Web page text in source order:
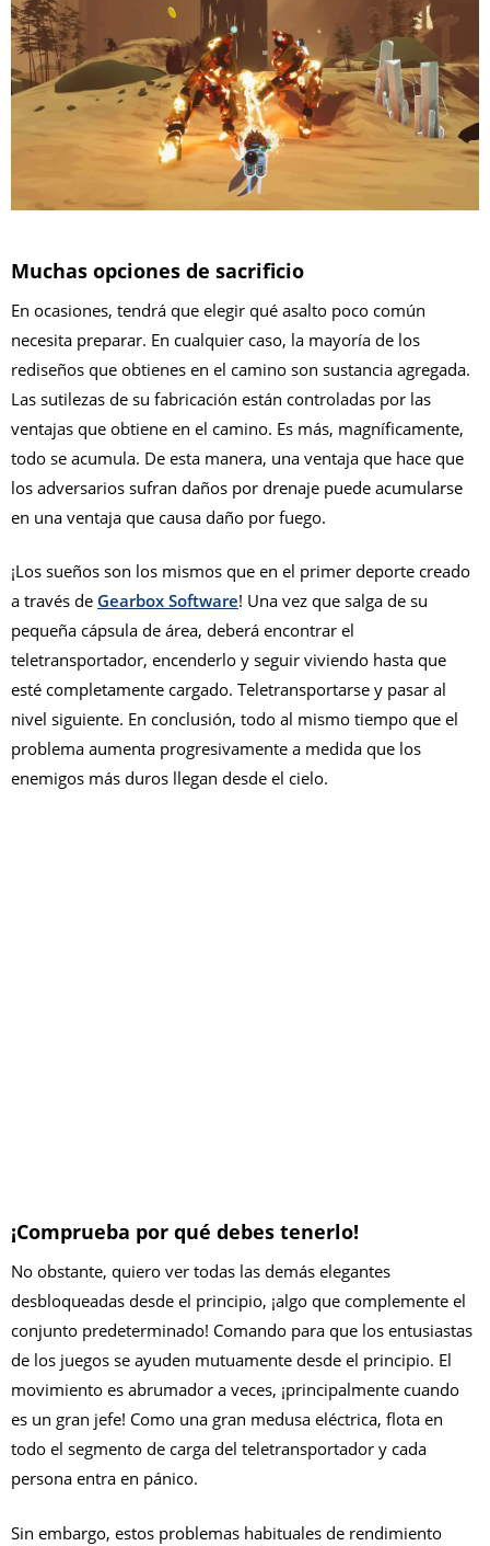
Muchas opciones de sacrificio
En ocasiones, tendrá que elegir qué asalto poco común
necesita preparar. En cualquier caso, la mayoría de los
rediseños que obtienes en el camino son sustancia agregada.
Las sutilezas de su fabricación están controladas por las
ventajas que obtiene en el camino. Es más, magníficamente,
todo se acumula. De esta manera, una ventaja que hace que
los adversarios sufran daños por drenaje puede acumularse
en una ventaja que causa daño por fuego.
¡Los sueños son los mismos que en el primer deporte creado
a través de Gearbox Software! Una vez que salga de su
pequeña cápsula de área, deberá encontrar el
teletransportador, encenderlo y seguir viviendo hasta que
esté completamente cargado. Teletransportarse y pasar al
nivel siguiente. En conclusión, todo al mismo tiempo que el
problema aumenta progresivamente a medida que los
enemigos más duros llegan desde el cielo.
¡Comprueba por qué debes tenerlo!
No obstante, quiero ver todas las demás elegantes
desbloqueadas desde el principio, ¡algo que complemente el
conjunto predeterminado! Comando para que los entusiastas
de los juegos se ayuden mutuamente desde el principio. El
movimiento es abrumador a veces, ¡principalmente cuando
es un gran jefe! Como una gran medusa eléctrica, flota en
todo el segmento de carga del teletransportador y cada
persona entra en pánico.
Sin embargo, estos problemas habituales de rendimiento